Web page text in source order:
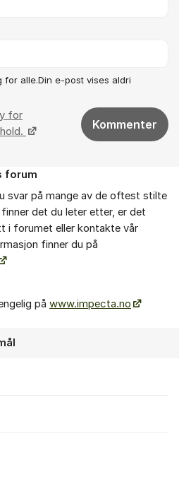
for alle.Din e-post vises aldri
for
Kommenter
forum
svar på mange av de oftest stilte
det du leter etter, er det
i forumet eller kontakte vår
finner du på
på www.impecta.no